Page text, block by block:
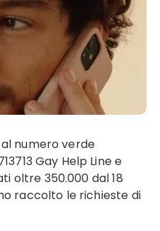
numero verde
Gay Help Line e
oltre 350.000 dal 18
raccolto le richieste di